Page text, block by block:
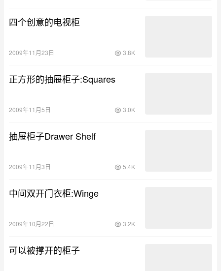
四个创意的电视柜
2009年11月23日 3.8K
正方形的抽屉柜子:Squares
2009年11月5日 3.0K
抽屉柜子Drawer Shelf
2009年11月3日 5.4K
中间双开门衣柜:Winge
2009年10月22日 3.2K
可以被撑开的柜子